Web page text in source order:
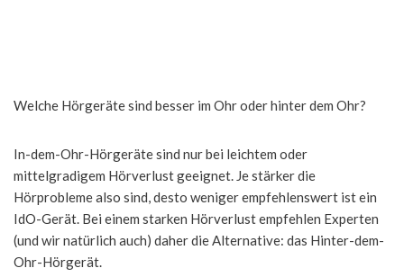
Welche Hörgeräte sind besser im Ohr oder hinter dem Ohr?
In-dem-Ohr-Hörgeräte sind nur bei leichtem oder
mittelgradigem Hörverlust geeignet. Je stärker die
Hörprobleme also sind, desto weniger empfehlenswert ist ein
IdO-Gerät. Bei einem starken Hörverlust empfehlen Experten
(und wir natürlich auch) daher die Alternative: das Hinter-dem-
Ohr-Hörgerät.